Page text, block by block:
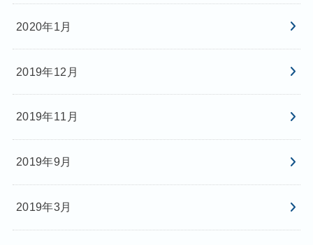
2020年1月
2019年12月
2019年11月
2019年9月
2019年3月